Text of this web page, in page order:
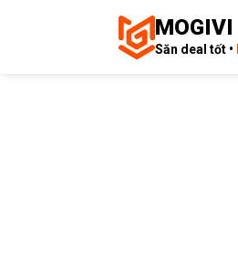
MOGIVI
Săn deal tốt •